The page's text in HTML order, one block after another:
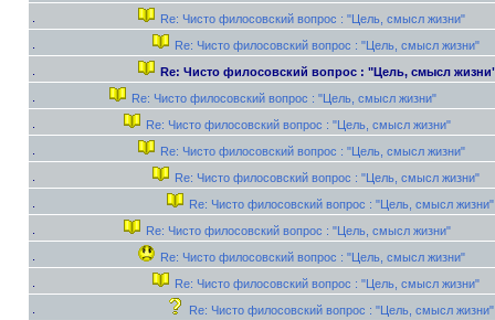
Re: Чисто филосовский вопрос : "Цель, смысл жизни"
Re: Чисто филосовский вопрос : "Цель, смысл жизни"
Re: Чисто филосовский вопрос : "Цель, смысл
Re: Чисто филосовский вопрос : "Цель, смысл жизни"
Re: Чисто филосовский вопрос : "Цель, смысл жизни"
Re: Чисто филосовский вопрос : "Цель, смысл жизни"
Re: Чисто филосовский вопрос : "Цель, смысл жизни"
Re: Чисто филосовский вопрос : "Цель, смысл жизни"
Re: Чисто филосовский вопрос : "Цель, смысл жизни"
Re: Чисто филосовский вопрос : "Цель, смысл жизни"
Re: Чисто филосовский вопрос : "Цель, смысл жизни"
Re: Чисто филосовский вопрос : "Цель, смысл жизни"